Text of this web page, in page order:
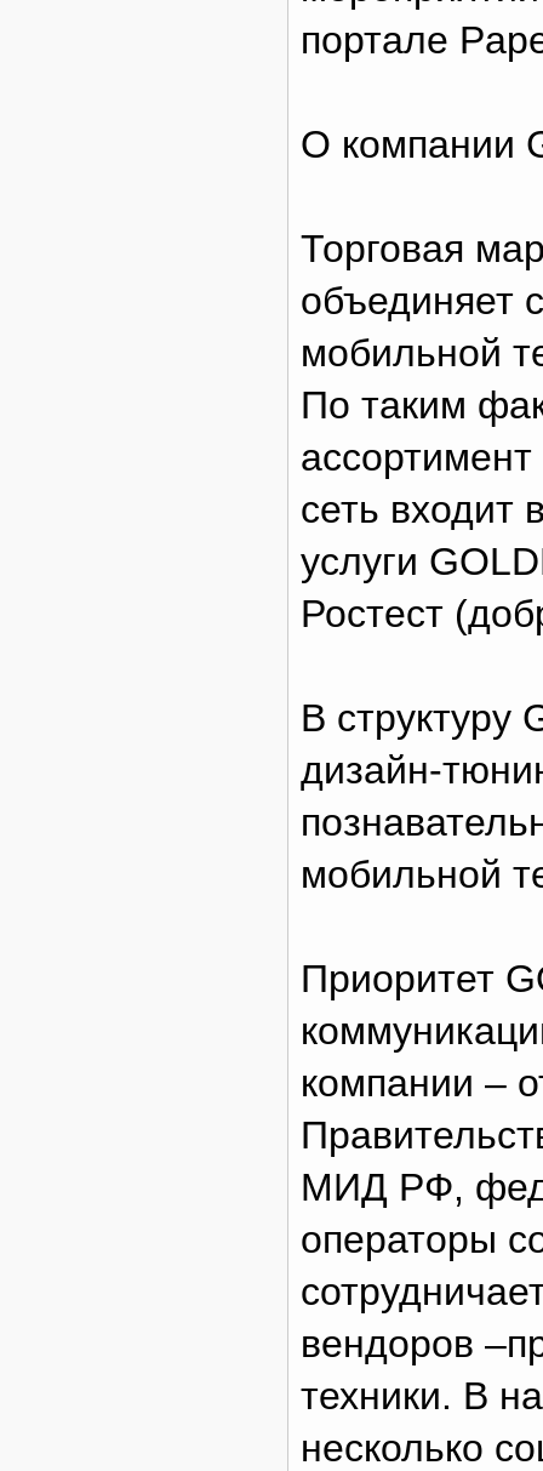
портале
О компании
Торговая
объединяет
мобильной
По таким
сеть входит
услуги
Ростест
В структуру
дизайн-
мобильной
Приоритет
компании –
МИД РФ,
операторы
вендоров
техники. В
несколько